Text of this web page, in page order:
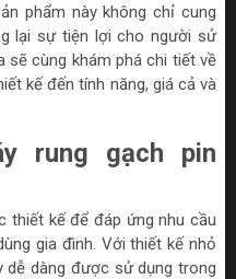
phẩm này không chỉ cung
lại sự tiện lợi cho người sử
sẽ cùng khám phá chi tiết về
kế đến tính năng, giá cả và
rung gạch pin
thiết kế để đáp ứng nhu cầu
gia đình. Với thiết kế nhỏ
dễ dàng được sử dụng trong